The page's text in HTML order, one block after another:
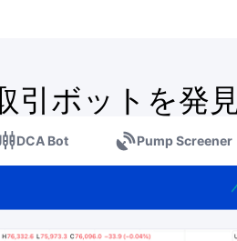
引ボットを発
DCA Bot Pump Screener